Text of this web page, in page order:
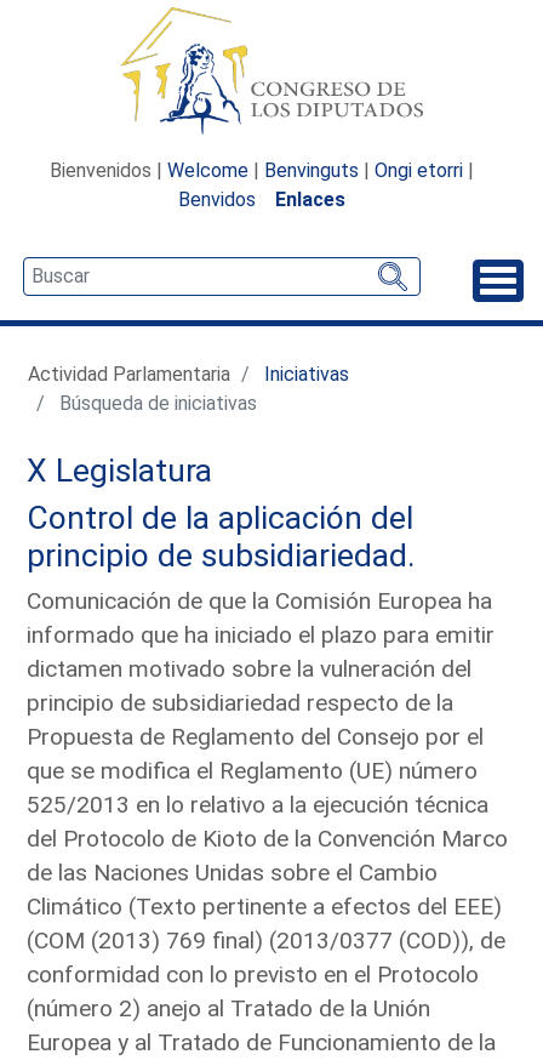
Bienvenidos | Welcome | Benvinguts | Ongi etorri |
Benvidos
Enlaces
Actividad Parlamentaria
Iniciativas
Búsqueda de iniciativas
X Legislatura
Control de la aplicación del
principio de subsidiariedad.
Comunicación de que la Comisión Europea ha
informado que ha iniciado el plazo para emitir
dictamen motivado sobre la vulneración del
principio de subsidiariedad respecto de la
Propuesta de Reglamento del Consejo por el
que se modifica el Reglamento (UE) número
525/2013 en lo relativo a la ejecución técnica
del Protocolo de Kioto de la Convención Marco
de las Naciones Unidas sobre el Cambio
Climático (Texto pertinente a efectos del EEE)
(COM (2013) 769 final) (2013/0377 (COD)), de
conformidad con lo previsto en el Protocolo
(número 2) anejo al Tratado de la Unión
Europea y al Tratado de Funcionamiento de la